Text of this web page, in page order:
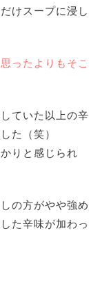
けスープに浸し
思ったよりもそこ
ていた以上の辛
た（笑）
りと感じられ
の方がやや強め
た辛味が加わっ